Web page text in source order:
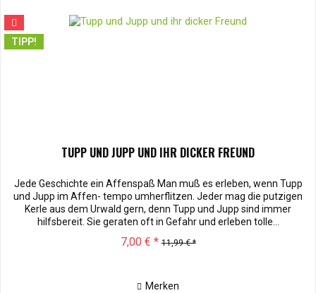
TIPP!
TUPP UND JUPP UND IHR DICKER FREUND
Jede Geschichte ein Affenspaß Man muß es erleben, wenn Tupp
und Jupp im Affen- tempo umherflitzen. Jeder mag die putzigen
Kerle aus dem Urwald gern, denn Tupp und Jupp sind immer
hilfsbereit. Sie geraten oft in Gefahr und erleben tolle...
7,00 € * 11,99 € *
Merken